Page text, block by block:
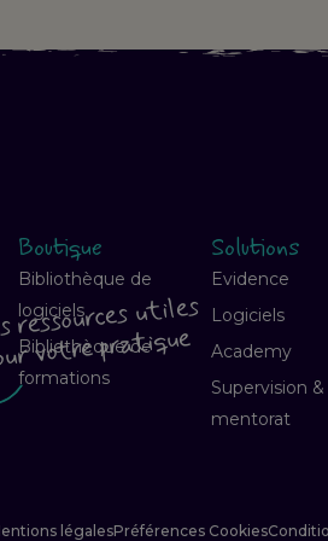
ressources utiles
votre pratique
Boutique
Bibliothèque de
logiciels
Bibliothèque de
formations
Solutions
Evidence
Logiciels
Academy
Supervision &
mentorat
légalesPréférences Cookies